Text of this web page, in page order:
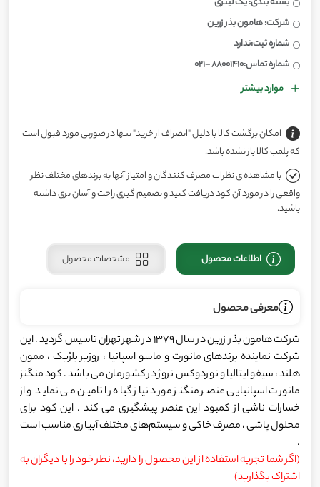
شرکت: هامون بذر زرین
شماره ثبت:ندارد
شماره تماس:88001410 -021
موارد بیشتر
امکان برگشت کالا با دلیل "انصراف از خرید" تنها در صورتی مورد قبول است
که پلمب کالا باز نشده باشد.
با مشاهده ی نظرات مصرف کنندگان و امتیاز آنها به برندهای مختلف نظر
واقعی را در مورد آن کود دریافت کنید و تصمیم گیری راحت و آسان تری داشته
باشید.
اطلاعات محصول مشخصات محصول
معرفی محصول
شرکت هامون بذر زرین در سال 1379 در شهر تهران تاسیس گردید . این
شرکت نماینده برندهای مانورت و ماسو اسپانیا ، روزیر بلژیک ، ممون
هلند ، سیفو ایتالیا و نوردوکس نروژ در کشورمان می باشد . کود منگنز
مانورت اسپانیایی عنصر منگنز مورد نیاز گیاه را تامین می نماید و از
خسارات ناشی از کمبود این عنصر پیشگیری می کند . این کود برای
محلول پاشی ، مصرف خاکی و سیستم‌های مختلف آبیاری مناسب است
.
(اگر شما تجربه استفاده از این محصول را دارید، نظر خود را با دیگران به
اشتراک بگذارید)